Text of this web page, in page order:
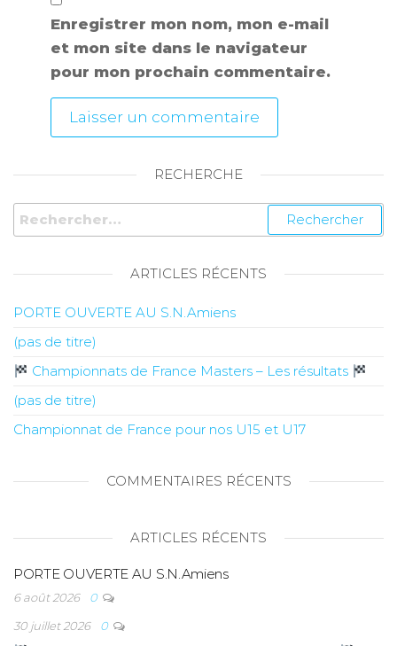
Enregistrer mon nom, mon e-mail
et mon site dans le navigateur
pour mon prochain commentaire.
RECHERCHE
ARTICLES RÉCENTS
PORTE OUVERTE AU S.N.Amiens
(pas de titre)
Championnats de France Masters – Les résultats
(pas de titre)
Championnat de France pour nos U15 et U17
COMMENTAIRES RÉCENTS
ARTICLES RÉCENTS
PORTE OUVERTE AU S.N.Amiens
6 août 2026
0
30 juillet 2026
0